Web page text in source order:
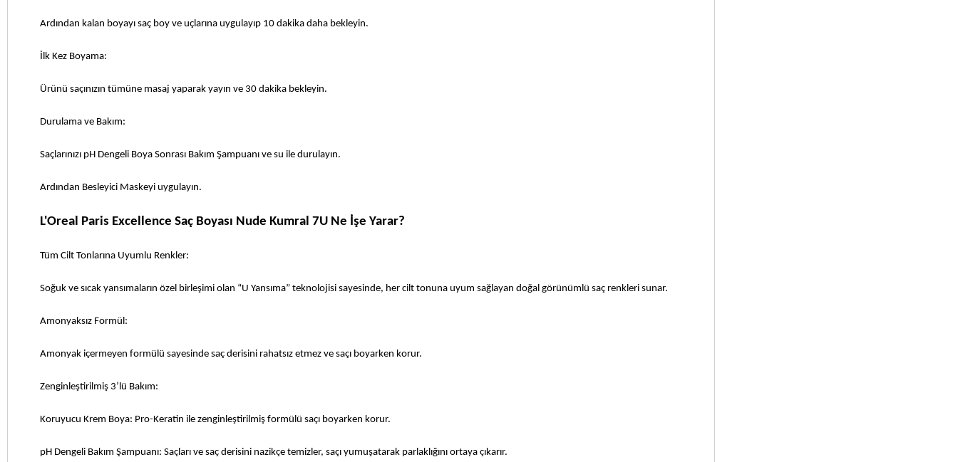
Ardından kalan boyayı saç boy ve uçlarına uygulayıp 10 dakika daha bekleyin.
İlk Kez Boyama:
Ürünü saçınızın tümüne masaj yaparak yayın ve 30 dakika bekleyin.
Durulama ve Bakım:
Saçlarınızı pH Dengeli Boya Sonrası Bakım Şampuanı ve su ile durulayın.
Ardından Besleyici Maskeyi uygulayın.
L'Oreal Paris Excellence Saç Boyası Nude Kumral 7U Ne İşe Yarar?
Tüm Cilt Tonlarına Uyumlu Renkler:
Soğuk ve sıcak yansımaların özel birleşimi olan “U Yansıma” teknolojisi sayesinde, her cilt tonuna uyum sağlayan doğal görünümlü saç renkleri sunar.
Amonyaksız Formül:
Amonyak içermeyen formülü sayesinde saç derisini rahatsız etmez ve saçı boyarken korur.
Zenginleştirilmiş 3’lü Bakım:
Koruyucu Krem Boya: Pro-Keratin ile zenginleştirilmiş formülü saçı boyarken korur.
pH Dengeli Bakım Şampuanı: Saçları ve saç derisini nazikçe temizler, saçı yumuşatarak parlaklığını ortaya çıkarır.